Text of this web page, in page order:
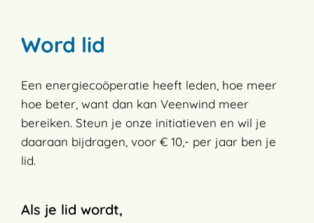
Word lid
Een energiecoöperatie heeft leden, hoe meer
hoe beter, want dan kan Veenwind meer
bereiken. Steun je onze initiatieven en wil je
daaraan bijdragen, voor € 10,- per jaar ben je
lid.
Als je lid wordt,